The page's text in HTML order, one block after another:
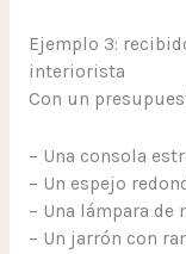
Ejemplo 3:
interiorista
Con un
– Una consola
– Un espejo
– Una lámpara de
– Un jarrón con